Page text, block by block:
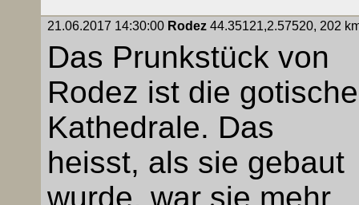
21.06.2017 14:30:00 Rodez44.35121,2.57520, 202
Das Prunkstück von
Rodez ist die gotische
Kathedrale. Das
heisst, als sie gebaut
wurde, war sie mehr